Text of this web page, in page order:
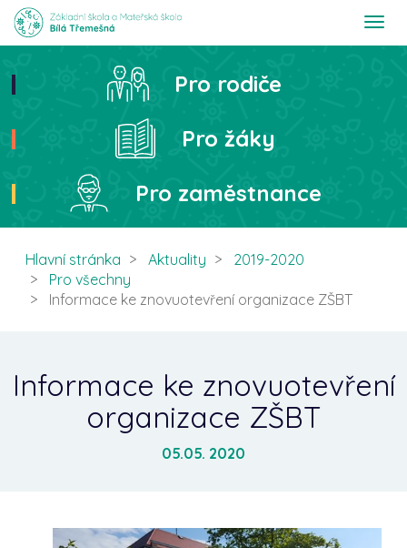
T
t
Hledat
Pro rodiče
Pro žáky
Pro zaměstnance
Hlavní stránka Aktuality
2019-2020
Pro všechny
Informace ke znovuotevření organizace ZŠBT
Informace ke znovuotevření
organizace ZŠBT
05.05. 2020